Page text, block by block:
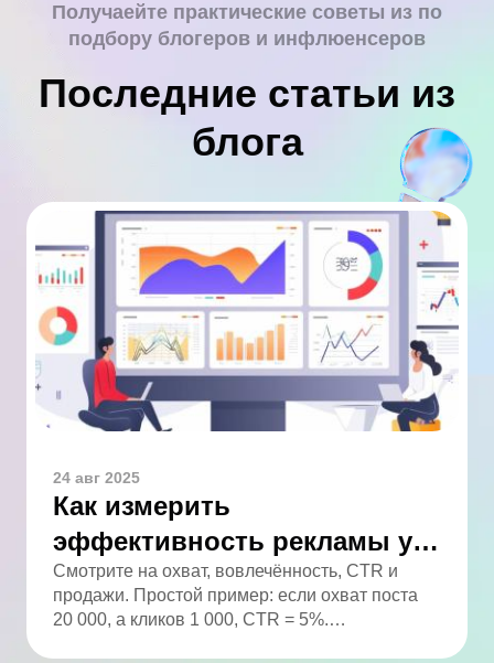
Получаейте практические советы из по
подбору блогеров и инфлюенсеров
Последние статьи из
блога
24 авг 2025
Как измерить
эффективность рекламы у
блогера: полный гайд
Смотрите на охват, вовлечённость, CTR и
продажи. Простой пример: если охват поста
20 000, а кликов 1 000, CTR = 5%.